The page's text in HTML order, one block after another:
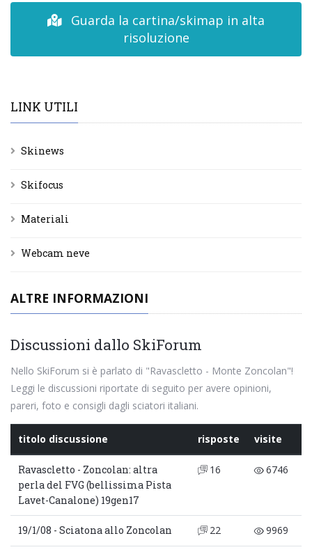
Guarda la cartina/skimap in alta
risoluzione
LINK UTILI
Skinews
Skifocus
Materiali
Webcam neve
ALTRE INFORMAZIONI
Discussioni dallo SkiForum
Nello SkiForum si è parlato di "Ravascletto - Monte Zoncolan"!
Leggi le discussioni riportate di seguito per avere opinioni,
pareri, foto e consigli dagli sciatori italiani.
titolo discussione risposte visite
Ravascletto - Zoncolan: altra
perla del FVG (bellissima Pista
Lavet-Canalone) 19gen17
16 6746
19/1/08 - Sciatona allo Zoncolan 22 9969